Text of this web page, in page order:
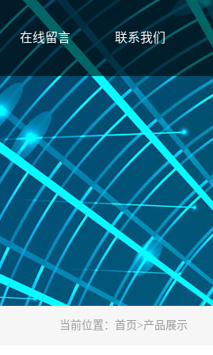
在线留言 联系我们
当前位置： 首页 >产品展示